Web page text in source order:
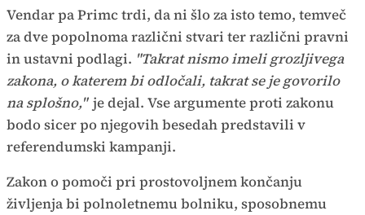
Vendar pa Primc trdi, da ni šlo za isto temo, temveč
za dve popolnoma različni stvari ter različni pravni
in ustavni podlagi. "Takrat nismo imeli grozljivega
zakona, o katerem bi odločali, takrat se je govorilo
na splošno," je dejal. Vse argumente proti zakonu
bodo sicer po njegovih besedah predstavili v
referendumski kampanji.
Zakon o pomoči pri prostovoljnem končanju
življenja bi polnoletnemu bolniku, sposobnemu